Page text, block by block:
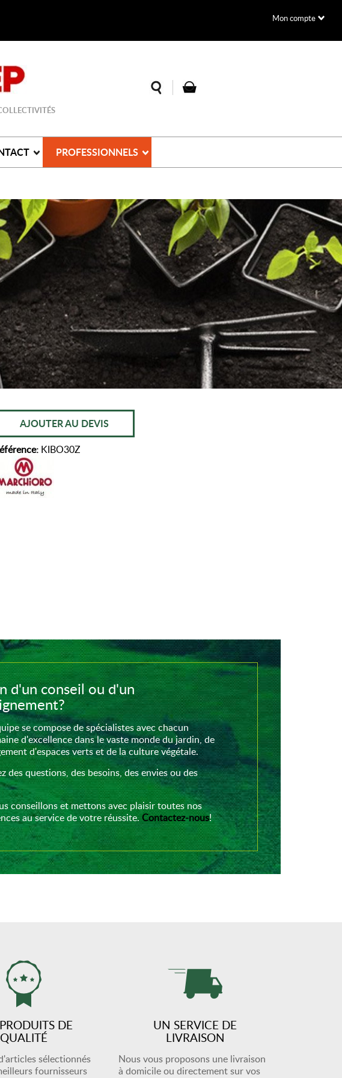
Mon compte
PROFESSIONNELS
AJOUTER AU DEVIS
KIBO30Z
d'un conseil ou d'un
se compose de spécialistes avec chacun
d'excellence dans le vaste monde du jardin, de
d'espaces verts et de la culture végétale.
des questions, des besoins, des envies ou des
conseillons et mettons avec plaisir toutes nos
au service de votre réussite.Contactez-nous!
DE
QUALITÉ
sélectionnés
fournisseurs
UN SERVICE DE
LIVRAISON
Nous vous proposons une livraison
à domicile ou directement sur vos